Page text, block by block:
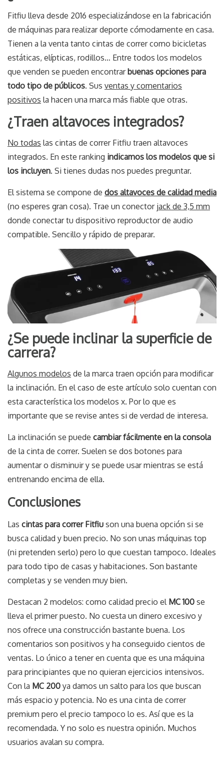
Fitfiu lleva desde 2016 especializándose en la fabricación
de máquinas para realizar deporte cómodamente en casa.
Tienen a la venta tanto cintas de correr como bicicletas
estáticas, elípticas, rodillos… Entre todos los modelos
que venden se pueden encontrarbuenas opciones para
todo tipo de públicos. Sus ventas y comentarios
positivos la hacen una marca más fiable que otras.
¿Traen altavoces integrados?
No todas las cintas de correr Fitfiu traen altavoces
integrados. En este ranking indicamos los modelos que si
los incluyen. Si tienes dudas nos puedes preguntar.
El sistema se compone de dos altavoces de calidad media
(no esperes gran cosa). Trae un conector jack de 3,5 mm
donde conectar tu dispositivo reproductor de audio
compatible. Sencillo y rápido de preparar.
¿Se puede inclinar la superficie de
carrera?
Algunos modelos de la marca traen opción para modificar
la inclinación. En el caso de este artículo solo cuentan con
esta característica los modelos x. Por lo que es
importante que se revise antes si de verdad de interesa.
La inclinación se puede cambiar fácilmente en la consola
de la cinta de correr. Suelen se dos botones para
aumentar o disminuir y se puede usar mientras se está
entrenando encima de ella.
Conclusiones
Las cintas para correr Fitfiu son una buena opción si se
busca calidad y buen precio. No son unas máquinas top
(ni pretenden serlo) pero lo que cuestan tampoco. Ideales
para todo tipo de casas y habitaciones. Son bastante
completas y se venden muy bien.
Destacan 2 modelos: como calidad precio el MC 100 se
lleva el primer puesto. No cuesta un dinero excesivo y
nos ofrece una construcción bastante buena. Los
comentarios son positivos y ha conseguido cientos de
ventas. Lo único a tener en cuenta que es una máquina
para principiantes que no quieran ejercicios intensivos.
Con la MC 200 ya damos un salto para los que buscan
más espacio y potencia. No es una cinta de correr
premium pero el precio tampoco lo es. Así que es la
recomendada. Y no solo es nuestra opinión. Muchos
usuarios avalan su compra.